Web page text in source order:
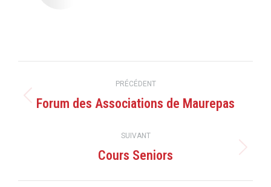
article
PRÉCÉDENT
Article
:
Forum des Associations de Maurepas
SUIVANT
Article
Cours Seniors